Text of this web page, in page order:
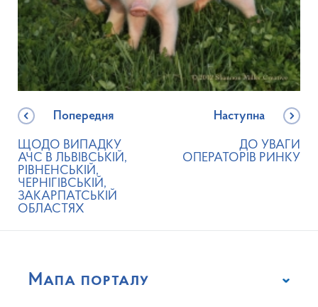
Попередня
ЩОДО ВИПАДКУ
АЧС В ЛЬВІВСЬКІЙ,
РІВНЕНСЬКІЙ,
ЧЕРНІГІВСЬКІЙ,
ЗАКАРПАТСЬКІЙ
ОБЛАСТЯХ
Наступна
ДО УВАГИ
ОПЕРАТОРІВ РИНКУ
Мапа порталу